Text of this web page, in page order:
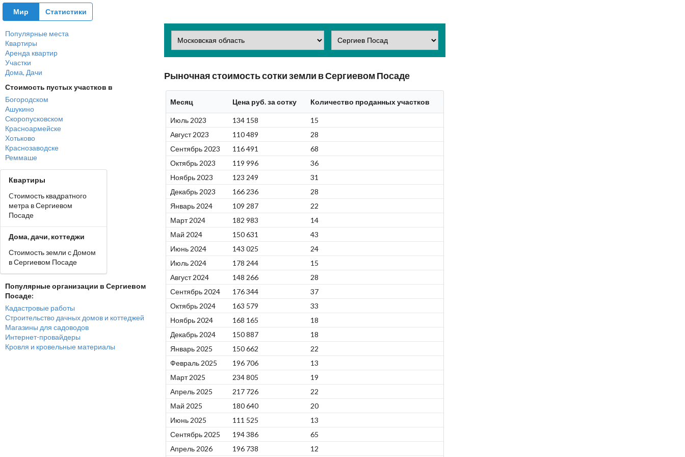
Мир Статистики
Популярные места
Квартиры
Аренда квартир
Участки
Дома, Дачи
Стоимость пустых участков в
Богородском
Ашукино
Скоропусковском
Красноармейске
Хотьково
Краснозаводске
Реммаше
Квартиры
Cтоимость квадратного
метра в Сергиевом
Посаде
Дома, дачи, коттеджи
Стоимость земли с Домом
в Сергиевом Посаде
Популярные организации в Сергиевом
Посаде:
Кадастровые работы
Строительство дачных домов и коттеджей
Магазины для садоводов
Интернет-провайдеры
Кровля и кровельные материалы
Рыночная стоимость сотки земли в Сергиевом Посаде
Месяц Цена руб. за сотку Количество проданных участков
Июль 2023 134 158
15
Август 2023
110 489
28
Сентябрь 2023
116 491
68
Октябрь 2023
119 996
36
Ноябрь 2023
123 249
31
Декабрь 2023
166 236
28
Январь 2024
109 287
22
Март 2024
182 983
14
Май 2024
150 631
43
Июнь 2024
143 025
24
Июль 2024
178 244
15
Август 2024
148 266
28
Сентябрь 2024
176 344
37
Октябрь 2024
163 579
33
Ноябрь 2024
168 165
18
Декабрь 2024
150 887
18
Январь 2025
150 662
22
Февраль 2025
196 706
13
Март 2025
234 805
19
Апрель 2025
217 726
22
Май 2025
180 640
20
Июнь 2025
111 525
13
Сентябрь 2025
194 386
65
Апрель 2026
196 738 12